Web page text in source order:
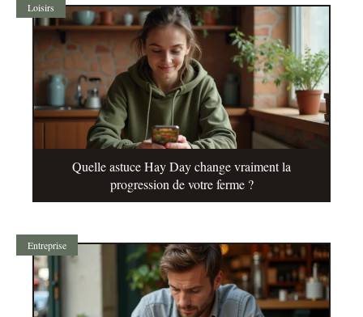
Loisirs
Quelle astuce Hay Day change vraiment la
progression de votre ferme ?
Entreprise